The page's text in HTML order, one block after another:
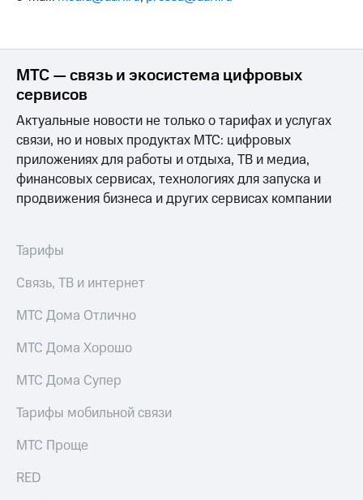
МТС — связь и экосистема цифровых
сервисов
Актуальные новости не только о тарифах и услугах
связи, но и новых продуктах МТС: цифровых
приложениях для работы и отдыха, ТВ и медиа,
финансовых сервисах, технологиях для запуска и
продвижения бизнеса и других сервисах компании
Тарифы
Связь, ТВ и интернет
МТС Дома Отлично
МТС Дома Хорошо
МТС Дома Супер
Тарифы мобильной связи
МТС Проще
RED